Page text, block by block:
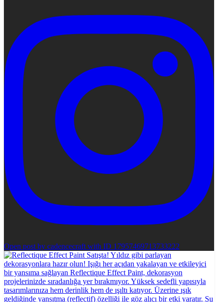
Open post by cadencecraft with ID 17957469713733222